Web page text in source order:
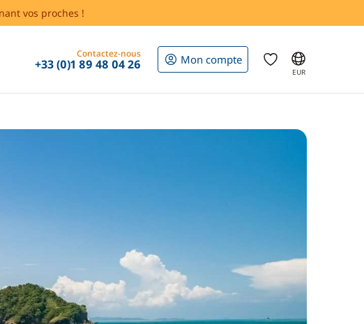
vos proches !
Contactez-nous
+33 (0)1 89 48 04 26 Mon compte
EUR